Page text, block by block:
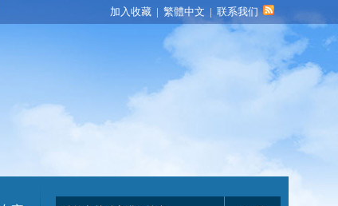
加入收藏 | 繁體中文 | 联系我们